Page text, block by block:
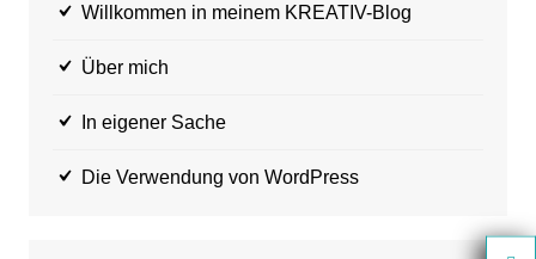
Willkommen in meinem KREATIV-Blog
Über mich
In eigener Sache
Die Verwendung von WordPress